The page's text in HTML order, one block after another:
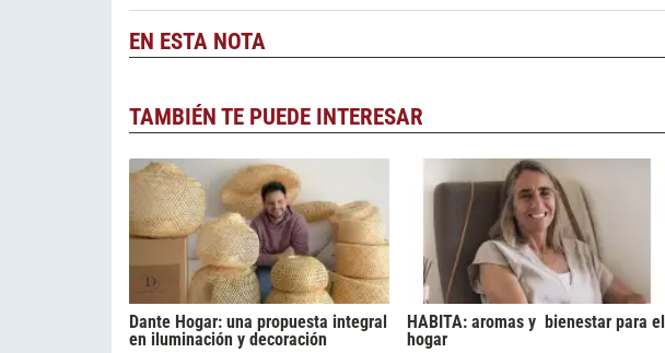
EN ESTA NOTA
TAMBIÉN TE PUEDE INTERESAR
Dante Hogar: una propuesta integral
en iluminación y decoración
HABITA: aromas y bienestar para el
hogar